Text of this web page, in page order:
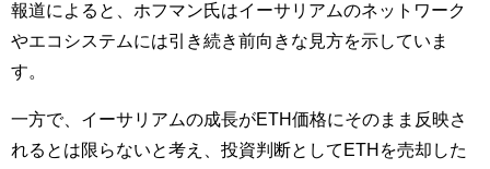
報道によると、ホフマン氏はイーサリアムのネットワーク
やエコシステムには引き続き前向きな見方を示していま
す。
一方で、イーサリアムの成長がETH価格にそのまま反映さ
れるとは限らないと考え、投資判断としてETHを売却した